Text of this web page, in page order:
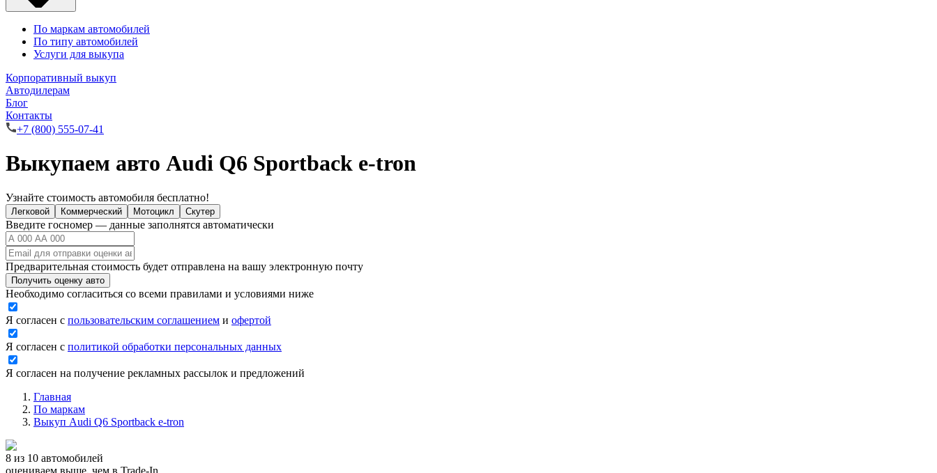
По маркам автомобилей
По типу автомобилей
Услуги для выкупа
Корпоративный выкуп
Автодилерам
Блог
Контакты
+7 (800) 555-07-41
Выкупаем авто Audi Q6 Sportback e-tron
Узнайте стоимость автомобиля бесплатно!
Легковой Коммерческий Мотоцикл Скутер
Введите госномер — данные заполнятся автоматически
Предварительная стоимость будет отправлена на вашу электронную почту
Получить оценку авто
Необходимо согласиться со всеми правилами и условиями ниже
Я согласен с пользовательским соглашением и офертой
Я согласен с политикой обработки персональных данных
Я согласен на получение рекламных рассылок и предложений
Главная
По маркам
Выкуп Audi Q6 Sportback e-tron
8 из 10 автомобилей
оцениваем выше, чем в Trade‑In